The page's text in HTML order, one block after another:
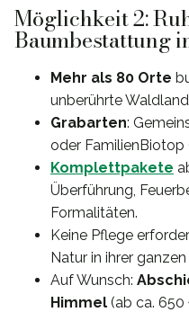
Möglichkeit 2:
Baumbestattung
Mehr als 80 Orte
unberührte
Grabarten:
oder FamilienBiotop
Komplettpakete
Überführung,
Formalitäten.
Keine Pflege
Natur in ihrer
Auf Wunsch:
Himmel (ab ca. 650